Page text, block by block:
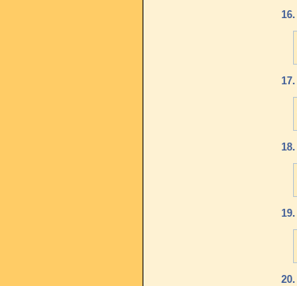
16.
17.
18.
19.
20.